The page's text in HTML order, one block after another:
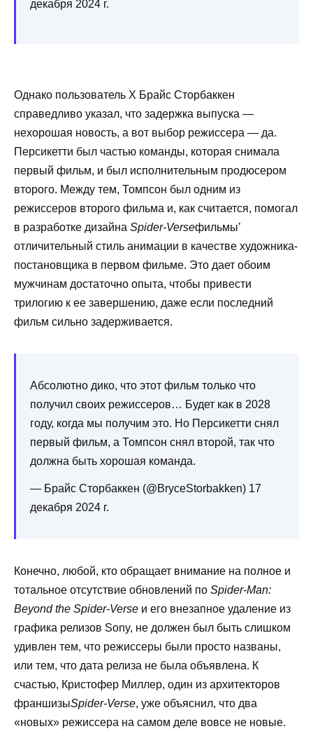
декабря 2024 г.
Однако пользователь X Брайс Сторбаккен
справедливо указал, что задержка выпуска —
нехорошая новость, а вот выбор режиссера — да.
Персикетти был частью команды, которая снимала
первый фильм, и был исполнительным продюсером
второго. Между тем, Томпсон был одним из
режиссеров второго фильма и, как считается, помогал
в разработке дизайна Spider-Verseфильмы’
отличительный стиль анимации в качестве художника-
постановщика в первом фильме. Это дает обоим
мужчинам достаточно опыта, чтобы привести
трилогию к ее завершению, даже если последний
фильм сильно задерживается.
Абсолютно дико, что этот фильм только что
получил своих режиссеров… Будет как в 2028
году, когда мы получим это. Но Персикетти снял
первый фильм, а Томпсон снял второй, так что
должна быть хорошая команда.
— Брайс Сторбаккен (@BryceStorbakken) 17
декабря 2024 г.
Конечно, любой, кто обращает внимание на полное и
тотальное отсутствие обновлений по Spider-Man:
Beyond the Spider-Verse и его внезапное удаление из
графика релизов Sony, не должен был быть слишком
удивлен тем, что режиссеры были просто названы,
или тем, что дата релиза не была объявлена. К
счастью, Кристофер Миллер, один из архитекторов
франшизыSpider-Verse, уже объяснил, что два
«новых» режиссера на самом деле вовсе не новые.